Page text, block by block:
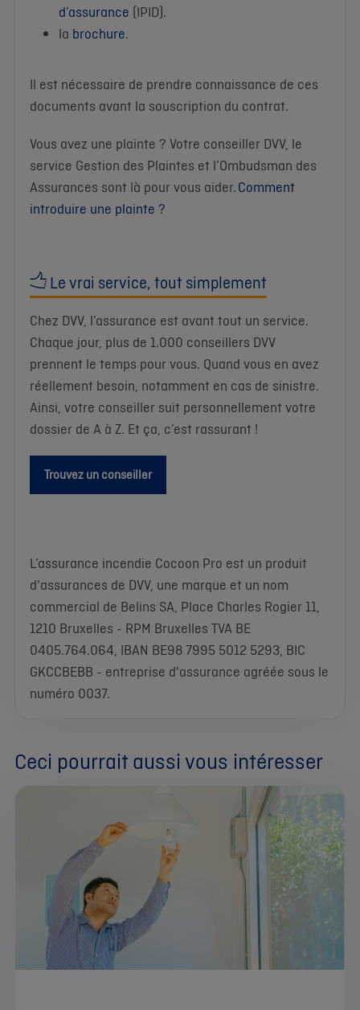
d’assurance (IPID).
la brochure.
Il est nécessaire de prendre connaissance de ces
documents avant la souscription du contrat.
Vous avez une plainte ? Votre conseiller DVV, le
service Gestion des Plaintes et l’Ombudsman des
Assurances sont là pour vous aider.Comment
introduire une plainte ?
Le vrai service, tout simplement
Chez DVV, l’assurance est avant tout un service.
Chaque jour, plus de 1.000 conseillers DVV
prennent le temps pour vous. Quand vous en avez
réellement besoin, notamment en cas de sinistre.
Ainsi, votre conseiller suit personnellement votre
dossier de A à Z. Et ça, c’est rassurant !
Trouvez un conseiller
L’assurance incendie Cocoon Pro est un produit
d'assurances de DVV, une marque et un nom
commercial de Belins SA, Place Charles Rogier 11,
1210 Bruxelles - RPM Bruxelles TVA BE
0405.764.064, IBAN BE98 7995 5012 5293, BIC
GKCCBEBB - entreprise d'assurance agréée sous le
numéro 0037.
Ceci pourrait aussi vous intéresser